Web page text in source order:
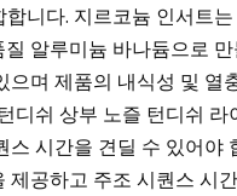
니다. 지르코늄 인서트
알루미늄 바나듐으로
며 제품의 내식성 및
디쉬 상부 노즐 턴디쉬
스 시간을 견딜 수 있어
공하고 주조 시퀀스 시